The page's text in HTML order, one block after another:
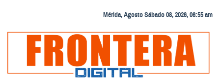
Mérida, Agosto Sábado 08, 2026, 06:55 am